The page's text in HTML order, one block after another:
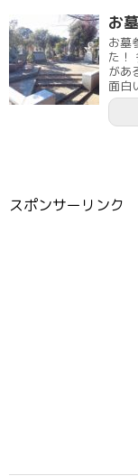
お
お墓
た！
があ
面白
スポンサーリンク